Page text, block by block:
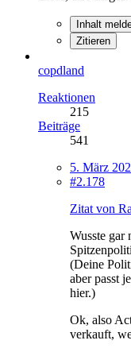
Inhalt
Zitieren
copdland
Reaktionen
215
Beiträge
541
5. März
#2.178
Zitat von
Wusste gar
(Deine
aber passt
hier.)
Ok, also
verkauft,